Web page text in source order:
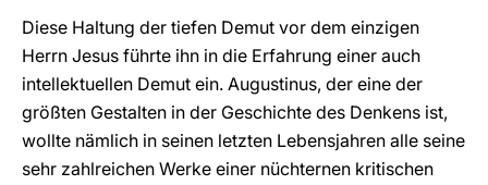
Diese Haltung der tiefen Demut vor dem einzigen
Herrn Jesus führte ihn in die Erfahrung einer auch
intellektuellen Demut ein. Augustinus, der eine der
größten Gestalten in der Geschichte des Denkens ist,
wollte nämlich in seinen letzten Lebensjahren alle seine
sehr zahlreichen Werke einer nüchternen kritischen